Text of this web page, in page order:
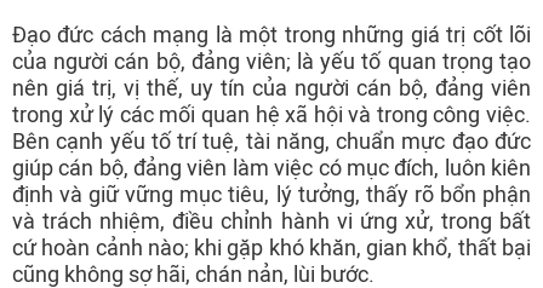
Đạo đức cách mạng là một trong những giá trị cốt lõi
của người cán bộ, đảng viên; là yếu tố quan trọng tạo
nên giá trị, vị thế, uy tín của người cán bộ, đảng viên
trong xử lý các mối quan hệ xã hội và trong công việc.
Bên cạnh yếu tố trí tuệ, tài năng, chuẩn mực đạo đức
giúp cán bộ, đảng viên làm việc có mục đích, luôn kiên
định và giữ vững mục tiêu, lý tưởng, thấy rõ bổn phận
và trách nhiệm, điều chỉnh hành vi ứng xử, trong bất
cứ hoàn cảnh nào; khi gặp khó khăn, gian khổ, thất bại
cũng không sợ hãi, chán nản, lùi bước.